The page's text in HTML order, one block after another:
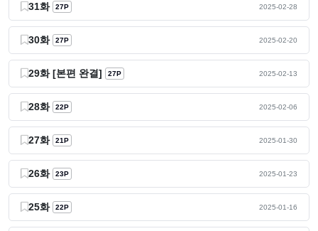
31화 27P 2025-02-28
30화 27P 2025-02-20
29화 [본편 완결] 27P 2025-02-13
28화 22P 2025-02-06
27화 21P 2025-01-30
26화 23P 2025-01-23
25화 22P 2025-01-16